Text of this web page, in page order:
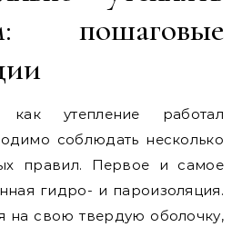
пошаговые
утепление работал
соблюдать несколько
правил. Первое и самое
гидро- и пароизоляция.
на свою твердую оболочку,